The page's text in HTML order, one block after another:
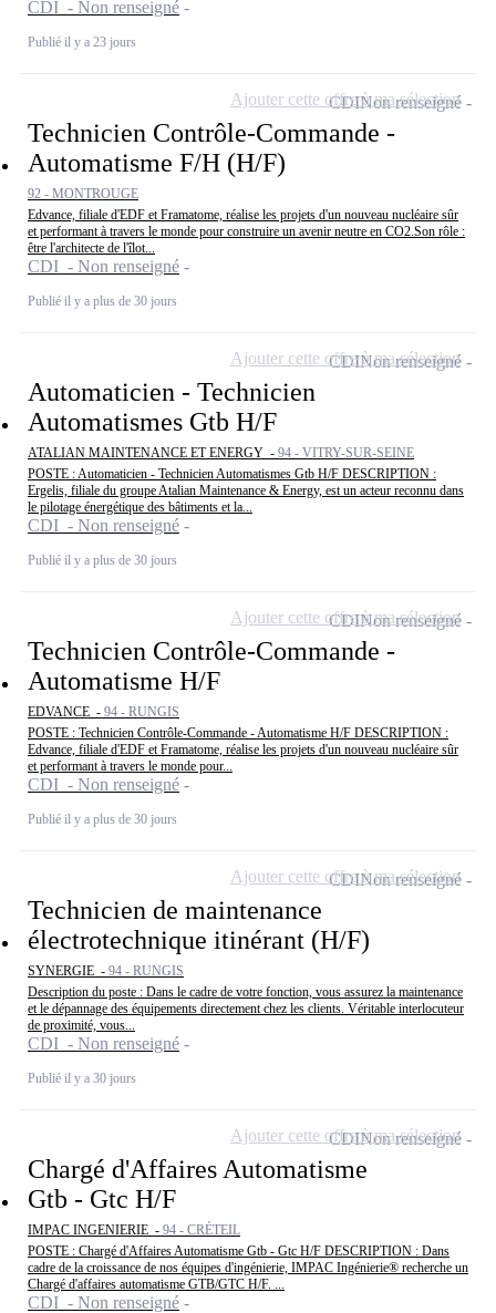
CDI - Non renseigné
Publié il y a 23 jours
Technicien Contrôle-Commande -
Automatisme F/H (H/F)
92 - MONTROUGE
Edvance, filiale d'EDF et Framatome, réalise les projets d'un nouveau nucléaire sûr
et performant à travers le monde pour construire un avenir neutre en CO2.Son rôle :
être l'architecte de l'îlot...
CDI - Non renseigné
Publié il y a plus de 30 jours
CDINon renseigné
Ajouter cette offre à ma sélection
Automaticien - Technicien
Automatismes Gtb H/F
ATALIAN MAINTENANCE ET ENERGY - 94 - VITRY-SUR-SEINE
POSTE : Automaticien - Technicien Automatismes Gtb H/F DESCRIPTION :
Ergelis, filiale du groupe Atalian Maintenance & Energy, est un acteur reconnu dans
le pilotage énergétique des bâtiments et la...
CDI - Non renseigné
Publié il y a plus de 30 jours
CDINon renseigné
Ajouter cette offre à ma sélection
Technicien Contrôle-Commande -
Automatisme H/F
EDVANCE - 94 - RUNGIS
POSTE : Technicien Contrôle-Commande - Automatisme H/F DESCRIPTION :
Edvance, filiale d'EDF et Framatome, réalise les projets d'un nouveau nucléaire sûr
et performant à travers le monde pour...
CDI - Non renseigné
Publié il y a plus de 30 jours
CDINon renseigné
Ajouter cette offre à ma sélection
Technicien de maintenance
électrotechnique itinérant (H/F)
SYNERGIE - 94 - RUNGIS
Description du poste : Dans le cadre de votre fonction, vous assurez la maintenance
et le dépannage des équipements directement chez les clients. Véritable interlocuteur
de proximité, vous...
CDI - Non renseigné
Publié il y a 30 jours
CDINon renseigné
Ajouter cette offre à ma sélection
Chargé d'Affaires Automatisme
Gtb - Gtc H/F
IMPAC INGENIERIE - 94 - CRÉTEIL
POSTE : Chargé d'Affaires Automatisme Gtb - Gtc H/F DESCRIPTION : Dans
cadre de la croissance de nos équipes d'ingénierie, IMPAC Ingénierie® recherche un
Chargé d'affaires automatisme GTB/GTC H/F. ...
CDI - Non renseigné
CDINon renseigné
Ajouter cette offre à ma sélection